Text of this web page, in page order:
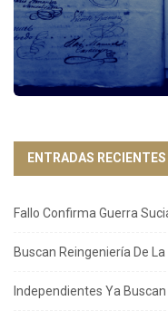
ENTRADAS RECIENTES
Fallo Confirma Guerra
Buscan Reingeniería De La
Independientes Ya